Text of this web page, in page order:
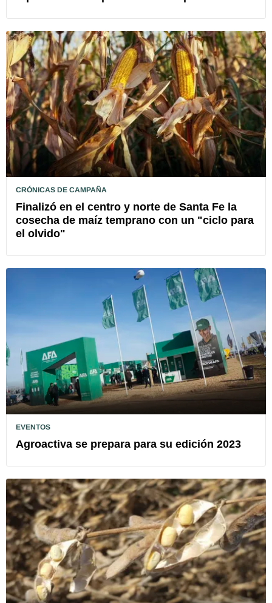
CRÓNICAS DE CAMPAÑA
Finalizó en el centro y norte de Santa Fe la
cosecha de maíz temprano con un "ciclo para
el olvido"
EVENTOS
Agroactiva se prepara para su edición 2023